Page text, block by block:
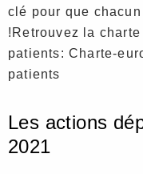
clé pour que
!Retrouvez la
patients: Charte-
patients
Les actions
2021